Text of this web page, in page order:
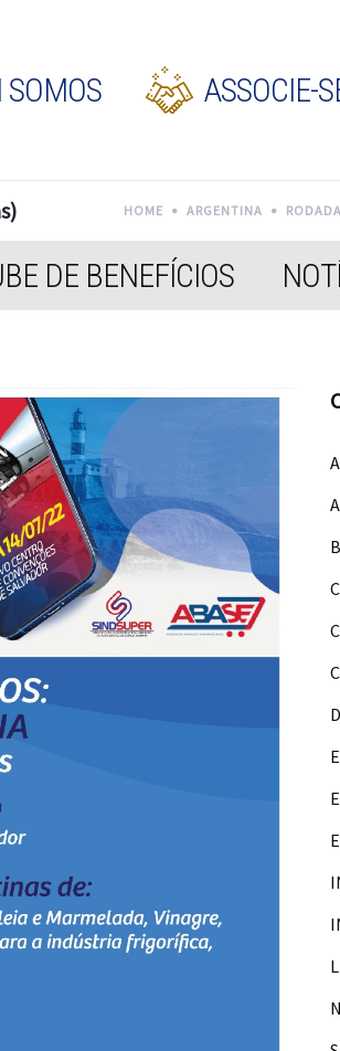
SOMOS ASSOCIE-
HOME ARGENTINA
DE BENEFÍCIOS